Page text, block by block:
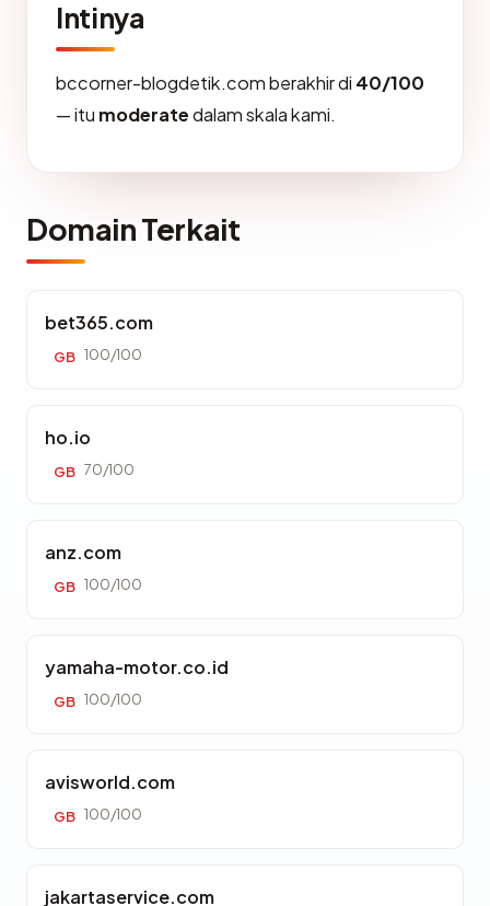
Intinya
bccorner-blogdetik.com berakhir di 40/100
— itu moderatedalam skala kami.
Domain Terkait
bet365.com
GB 100/100
ho.io
GB 70/100
anz.com
GB 100/100
yamaha-motor.co.id
GB 100/100
avisworld.com
GB 100/100
jakartaservice.com